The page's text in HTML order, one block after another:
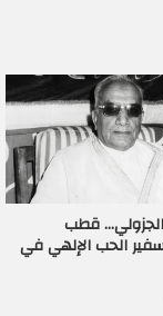
الجزولي… قطب
الحب الإلهي في